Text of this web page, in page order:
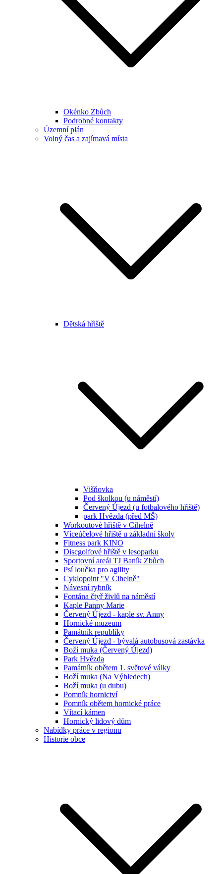
Okénko Zbůch
Podrobné kontakty
Územní plán
Volný čas a zajímavá místa
Dětská hřiště
Višňovka
Pod školkou (u náměstí)
Červený Újezd (u fotbalového hřiště)
park Hvězda (před MŠ)
Workoutové hřiště v Cihelně
Víceúčelové hřiště u základní školy
Fitness park KINO
Discgolfové hřiště v lesoparku
Sportovní areál TJ Baník Zbůch
Psí loučka pro agility
Cyklopoint "V Cihelně"
Návesní rybník
Fontána čtyř živlů na náměstí
Kaple Panny Marie
Červený Újezd - kaple sv. Anny
Hornické muzeum
Památník republiky
Červený Újezd - bývalá autobusová zastávka
Boží muka (Červený Újezd)
Park Hvězda
Památník obětem 1. světové války
Boží muka (Na Výhledech)
Boží muka (u dubu)
Pomník hornictví
Pomník obětem hornické práce
Vítací kámen
Hornický lidový dům
Nabídky práce v regionu
Historie obce